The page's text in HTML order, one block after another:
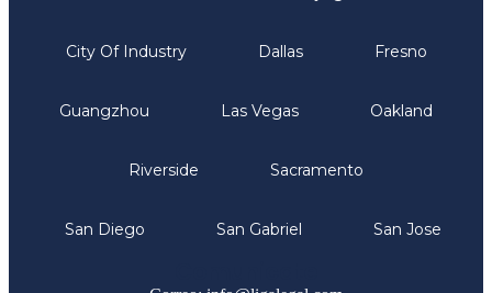
City Of Industry Dallas Fresno
Guangzhou Las Vegas Oakland
Riverside Sacramento
San Diego San Gabriel San Jose